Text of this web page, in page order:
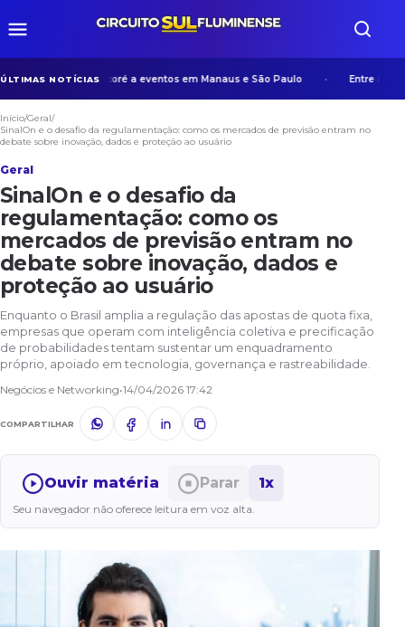
ÚLTIMAS NOTÍCIASde Manicoré a eventos em Manaus e São Paulo Entre
Início/Geral/
SinalOn e o desafio da regulamentação: como os mercados de previsão entram no
debate sobre inovação, dados e proteção ao usuário
Geral
SinalOn e o desafio da
regulamentação: como os
mercados de previsão entram no
debate sobre inovação, dados e
proteção ao usuário
Enquanto o Brasil amplia a regulação das apostas de quota fixa,
empresas que operam com inteligência coletiva e precificação
de probabilidades tentam sustentar um enquadramento
próprio, apoiado em tecnologia, governança e rastreabilidade.
Negócios e Networking•14/04/2026 17:42
COMPARTILHAR
Ouvir matéria Parar 1x
Seu navegador não oferece leitura em voz alta.